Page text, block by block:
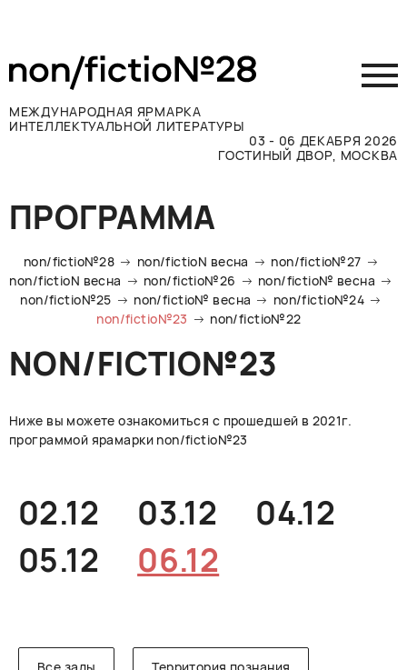
МЕЖДУНАРОДНАЯ ЯРМАРКА
ИНТЕЛЛЕКТУАЛЬНОЙ ЛИТЕРАТУРЫ
03 - 06 ДЕКАБРЯ 2026
ГОСТИНЫЙ ДВОР, МОСКВА
Принять участие
Участникам
Посетителям
Программа
Прессе
Контакты
РУССКИЙ ENGLISH CHINESE
ПРОГРАММА
non/fictio№28 non/fictioN весна
non/fictio№27
non/fictioN весна
non/fictio№26
non/fictio№ весна
non/fictio№25
non/fictio№ весна
non/fictio№24
non/fictio№23
non/fictio№22
NON/FICTIO№23
Ниже вы можете ознакомиться с прошедшей в 2021г.
программой ярамарки non/fictio№23
02.12 03.12
04.12
05.12
06.12